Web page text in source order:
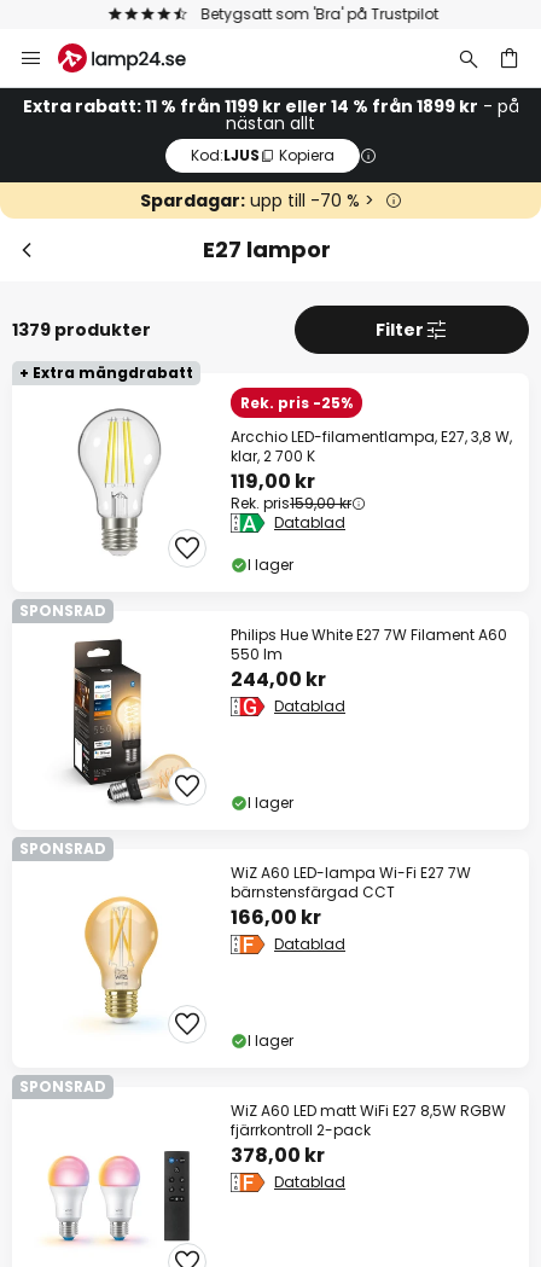
Betygsatt som 'Bra' på Trustpilot
Hoppa
till
innehållet
Extra rabatt: 11 % från 1199 kr eller 14 % från 1899 kr - på
nästan allt
Kod:LJUS Kopiera
Spardagar:upp till -70 % >
E27 lampor
1379 produkter Filter
+ Extra mängdrabatt
Rek. pris -25%
Arcchio LED-filamentlampa, E27, 3,8 W,
klar, 2 700 K
119,00 kr
Rek. pris159,00 kr
Datablad
I lager
SPONSRAD
Philips Hue White E27 7W Filament A60
550 lm
244,00 kr
Datablad
I lager
SPONSRAD
WiZ A60 LED-lampa Wi-Fi E27 7W
bärnstensfärgad CCT
166,00 kr
Datablad
I lager
SPONSRAD
WiZ A60 LED matt WiFi E27 8,5W RGBW
fjärrkontroll 2-pack
378,00 kr
Datablad
14 % rabattfrån 1899 kr
11 % rabattfrån 1199 kr
på nästan allt*
Kod:LJUS Kopiera
Se erbjudanden
*exkluderade varumärken